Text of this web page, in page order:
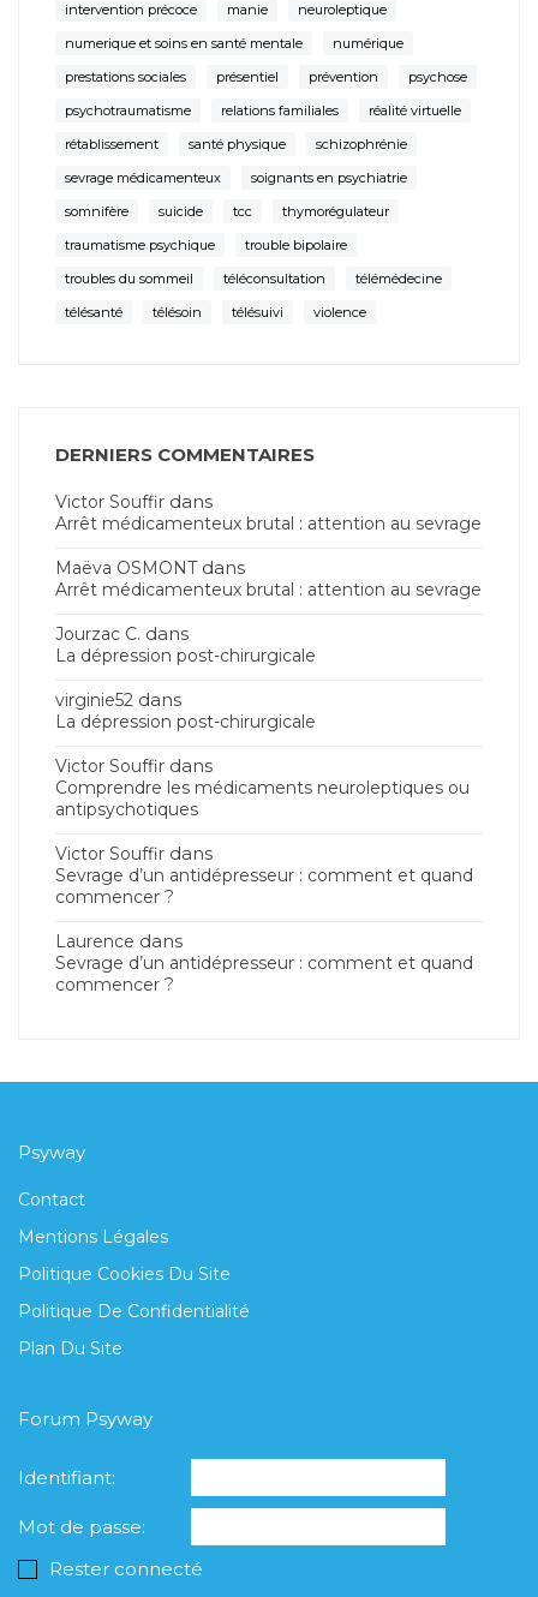
intervention précoce
manie
neuroleptique
numerique et soins en santé mentale
numérique
prestations sociales
présentiel prévention
psychose
psychotraumatisme
relations familiales
réalité virtuelle
rétablissement
santé physique
schizophrénie
sevrage médicamenteux
soignants en psychiatrie
somnifère
suicide tcc
thymorégulateur
traumatisme psychique
trouble bipolaire
troubles du sommeil
téléconsultation
télémédecine
télésanté
télésoin télésuivi violence
DERNIERS COMMENTAIRES
Victor Souffir dans
Arrêt médicamenteux brutal : attention au sevrage
Maëva OSMONTdans
Arrêt médicamenteux brutal : attention au sevrage
Jourzac C. dans
La dépression post-chirurgicale
virginie52 dans
La dépression post-chirurgicale
Victor Souffir dans
Comprendre les médicaments neuroleptiques ou
antipsychotiques
Victor Souffir dans
Sevrage d’un antidépresseur : comment et quand
commencer ?
Laurence dans
Sevrage d’un antidépresseur : comment et quand
commencer ?
Psyway
Contact
Mentions Légales
Politique Cookies Du Site
Politique De Confidentialité
Plan Du Site
Forum Psyway
Identifiant:
Mot de passe:
Rester connecté